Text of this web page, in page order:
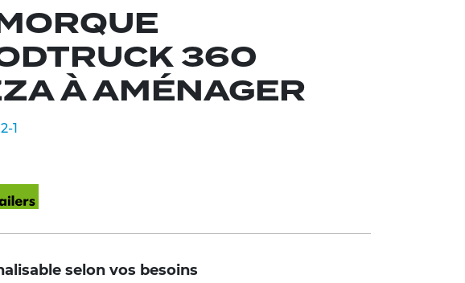
360
À AMÉNAGER
1
selon vos besoins